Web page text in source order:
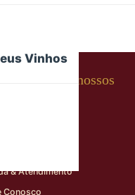
Vinhos
por nossos
& Atendimento
Conosco